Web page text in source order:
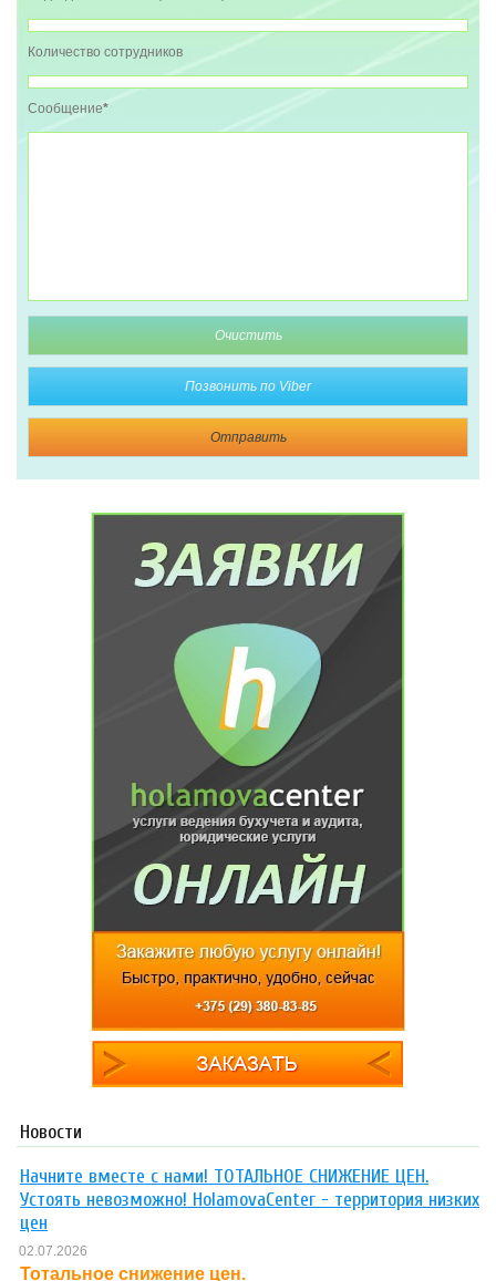
Количество сотрудников
Сообщение*
Очистить
Позвонить по Viber
Отправить
Новости
Начните вместе с нами! ТОТАЛЬНОЕ СНИЖЕНИЕ ЦЕН.
Устоять невозможно! HolamovaCenter - территория низких
цен
02.07.2026
Тотальное снижение цен.